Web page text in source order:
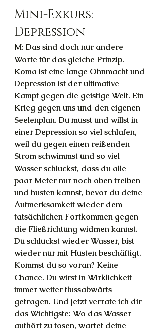
Mini-Exkurs:
Depression
M: Das sind doch nur andere
Worte für das gleiche Prinzip.
Koma ist eine lange Ohnmacht und
Depression ist der ultimative
Kampf gegen die geistige Welt. Ein
Krieg gegen uns und den eigenen
Seelenplan. Du musst und willst in
einer Depression so viel schlafen,
weil du gegen einen reißenden
Strom schwimmst und so viel
Wasser schluckst, dass du alle
paar Meter nur noch oben treiben
und husten kannst, bevor du deine
Aufmerksamkeit wieder dem
tatsächlichen Fortkommen gegen
die Fließrichtung widmen kannst.
Du schluckst wieder Wasser, bist
wieder nur mit Husten beschäftigt.
Kommst du so voran? Keine
Chance. Du wirst in Wirklichkeit
immer weiter flussabwärts
getragen. Und jetzt verrate ich dir
das Wichtigste: Wo das Wasser
aufhört zu tosen, wartet deine